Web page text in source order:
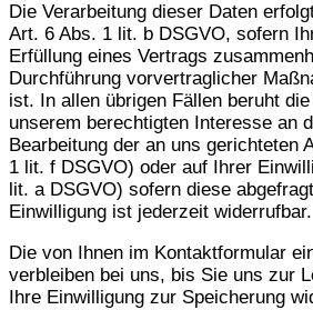
Die Verarbeitung dieser Daten
Art. 6 Abs. 1 lit. b DSGVO, sofern
Erfüllung eines Vertrags
Durchführung vorvertraglicher
ist. In allen übrigen Fällen beruht
unserem berechtigten Interesse an
Bearbeitung der an uns gerichteten
1 lit. f DSGVO) oder auf Ihrer
lit. a DSGVO) sofern diese
Einwilligung ist jederzeit widerrufbar.
Die von Ihnen im Kontaktformular
verbleiben bei uns, bis Sie uns zur
Ihre Einwilligung zur Speicherung